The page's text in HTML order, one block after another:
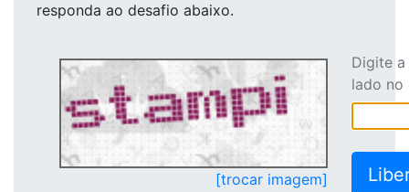
responda ao desafio abaixo.
[trocar imagem]
Digite
lado no